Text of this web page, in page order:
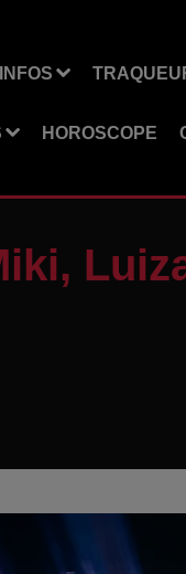
INFOS
HOROSCOPE